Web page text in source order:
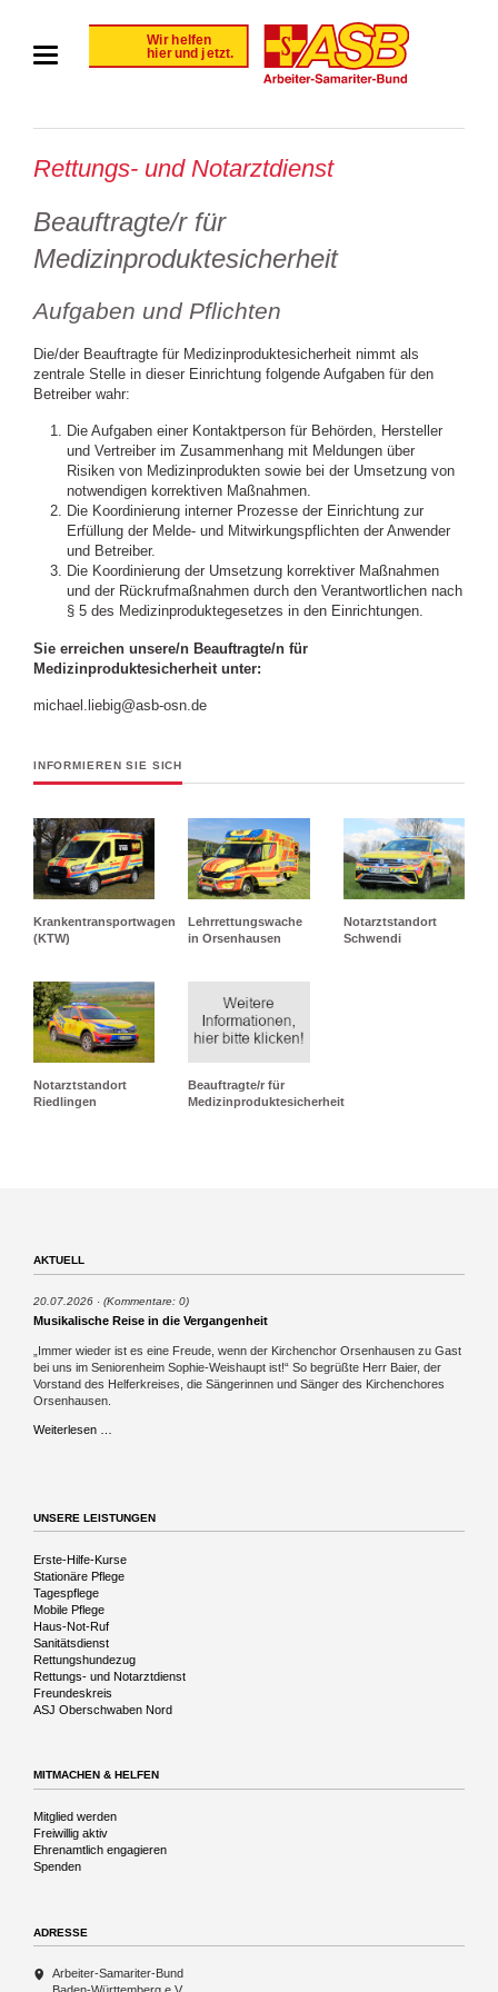
Rettungs- und Notarztdienst
Beauftragte/r für
Medizinproduktesicherheit
Aufgaben und Pflichten
Die/der Beauftragte für Medizinproduktesicherheit nimmt als
zentrale Stelle in dieser Einrichtung folgende Aufgaben für den
Betreiber wahr:
Die Aufgaben einer Kontaktperson für Behörden, Hersteller
und Vertreiber im Zusammenhang mit Meldungen über
Risiken von Medizinprodukten sowie bei der Umsetzung von
notwendigen korrektiven Maßnahmen.
Die Koordinierung interner Prozesse der Einrichtung zur
Erfüllung der Melde- und Mitwirkungspflichten der Anwender
und Betreiber.
Die Koordinierung der Umsetzung korrektiver Maßnahmen
und der Rückrufmaßnahmen durch den Verantwortlichen nach
§ 5 des Medizinproduktegesetzes in den Einrichtungen.
Sie erreichen unsere/n Beauftragte/n für
Medizinproduktesicherheit unter:
michael.liebig@asb-osn.de
INFORMIEREN SIE SICH
Krankentransportwagen
(KTW)
Lehrrettungswache
in Orsenhausen
Notarztstandort
Schwendi
Notarztstandort
Riedlingen
Beauftragte/r für
Medizinproduktesicherheit
AKTUELL
20.07.2026 (Kommentare: 0)
Musikalische Reise in die Vergangenheit
„Immer wieder ist es eine Freude, wenn der Kirchenchor Orsenhausen zu Gast
bei uns im Seniorenheim Sophie-Weishaupt ist!“ So begrüßte Herr Baier, der
Vorstand des Helferkreises, die Sängerinnen und Sänger des Kirchenchores
Orsenhausen.
Weiterlesen …
UNSERE LEISTUNGEN
Navigation
überspringen
Erste-Hilfe-Kurse
Stationäre Pflege
Tagespflege
Mobile Pflege
Haus-Not-Ruf
Sanitätsdienst
Rettungshundezug
Rettungs- und Notarztdienst
Freundeskreis
ASJ Oberschwaben Nord
MITMACHEN & HELFEN
Navigation
überspringen
Mitglied werden
Freiwillig aktiv
Ehrenamtlich engagieren
Spenden
ADRESSE
Arbeiter-Samariter-Bund